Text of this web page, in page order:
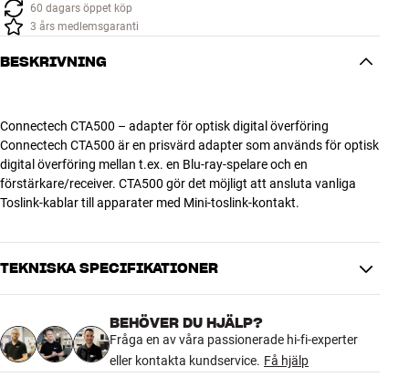
60 dagars öppet köp
3 års medlemsgaranti
BESKRIVNING
Connectech CTA500 – adapter för optisk digital överföring
Connectech CTA500 är en prisvärd adapter som används för optisk
digital överföring mellan t.ex. en Blu-ray-spelare och en
förstärkare/receiver. CTA500 gör det möjligt att ansluta vanliga
Toslink-kablar till apparater med Mini-toslink-kontakt.
TEKNISKA SPECIFIKATIONER
DIMENSIONER OCH DESIGN
Färg
Svart
Vikt (kg)
0,01
BEHÖVER DU HJÄLP?
Fråga en av våra passionerade hi-fi-experter
eller kontakta kundservice. Få hjälp